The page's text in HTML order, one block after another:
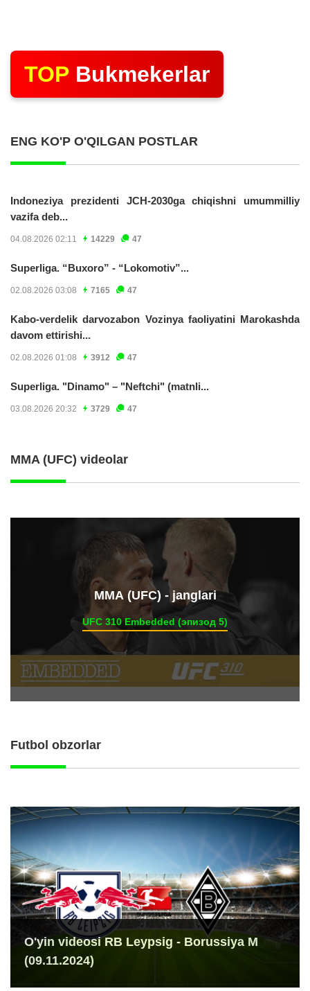
TOP Bukmekerlar
ENG KO'P O'QILGAN POSTLAR
Indoneziya prezidenti JCH-2030ga chiqishni umummilliy
vazifa deb...
04.08.2026 02:11 14229 47
Superliga. “Buxoro” - “Lokomotiv”...
02.08.2026 03:08 7165 47
Kabo-verdelik darvozabon Vozinya faoliyatini Marokashda
davom ettirishi...
02.08.2026 01:08 3912 47
Superliga. "Dinamo" – "Neftchi" (matnli...
03.08.2026 20:32 3729 47
MMA (UFC) videolar
ММА (UFC) - janglari
UFC 310 Embedded (эпизод 5)
Futbol obzorlar
O'yin videosi RB Leypsig - Borussiya M
(09.11.2024)